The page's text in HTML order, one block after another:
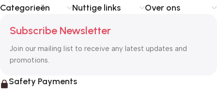
Categorieën Nuttige links Over ons
Subscribe Newsletter
Join our mailing list to receive any latest updates and
promotions.
Safety Payments